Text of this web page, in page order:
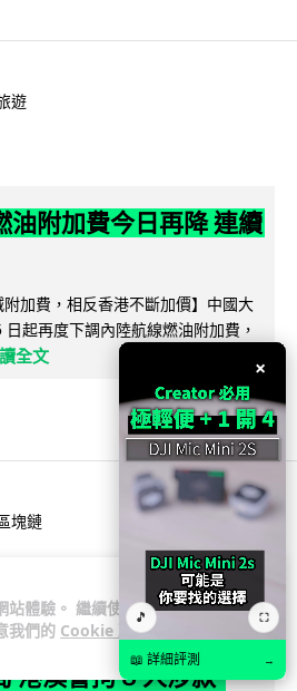
站體驗。 繼續使用
我們的 Cookie 政
遊
油附加費今日再降 連續
附加費，相反香港不斷加價】中國大
起再度下調內陸航線燃油附加費，
全文
塊鏈
騙局爆煲 咖啡包裝虛
港澳警拘 8 人涉款
×
🎵 ⛶
📖 詳細評測 →